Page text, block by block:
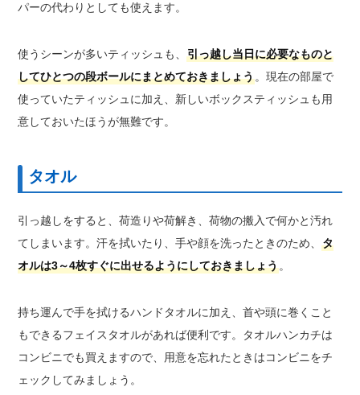
パーの代わりとしても使えます。
使うシーンが多いティッシュも、引っ越し当日に必要なものと
してひとつの段ボールにまとめておきましょう。現在の部屋で
使っていたティッシュに加え、新しいボックスティッシュも用
意しておいたほうが無難です。
タオル
引っ越しをすると、荷造りや荷解き、荷物の搬入で何かと汚れ
てしまいます。汗を拭いたり、手や顔を洗ったときのため、タ
オルは3～4枚すぐに出せるようにしておきましょう。
持ち運んで手を拭けるハンドタオルに加え、首や頭に巻くこと
もできるフェイスタオルがあれば便利です。タオルハンカチは
コンビニでも買えますので、用意を忘れたときはコンビニをチ
ェックしてみましょう。